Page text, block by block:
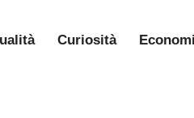
Curiosità